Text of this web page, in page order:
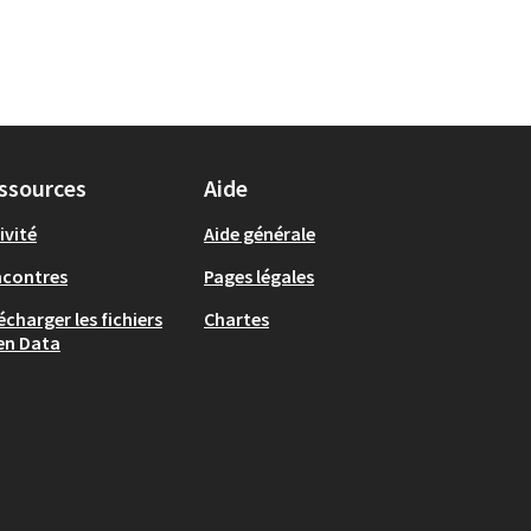
les fichiers
Data
Aide
Aide générale
Pages légales
Chartes